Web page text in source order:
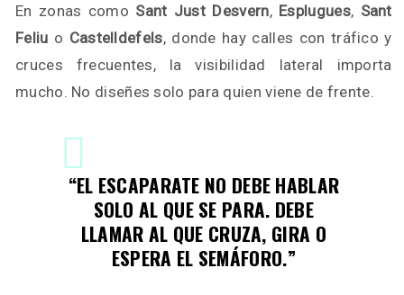
En zonas como Sant Just Desvern, Esplugues, Sant
Feliu o Castelldefels, donde hay calles con tráfico y
cruces frecuentes, la visibilidad lateral importa
mucho. No diseñes solo para quien viene de frente.
“EL ESCAPARATE NO DEBE HABLAR
SOLO AL QUE SE PARA. DEBE
LLAMAR AL QUE CRUZA, GIRA O
ESPERA EL SEMÁFORO.”